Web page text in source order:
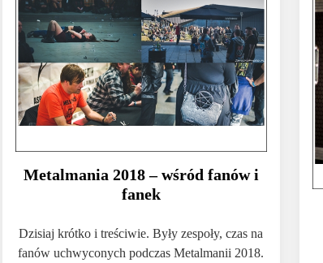
Metalmania 2018 – wśród fanów i
fanek
Dzisiaj krótko i treściwie. Były zespoły, czas na
fanów uchwyconych podczas Metalmanii 2018.